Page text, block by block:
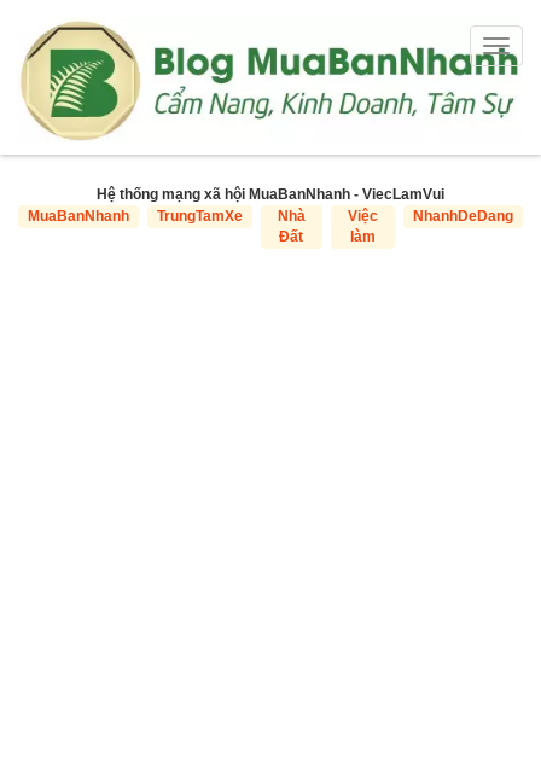
Hệ thống mạng xã hội MuaBanNhanh - ViecLamVui
MuaBanNhanh
TrungTamXe
Nhà
Đất
Việc
làm
NhanhDeDang